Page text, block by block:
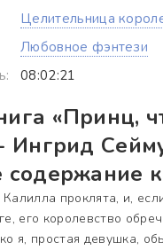
Целительница
Любовное фэнтези
08:02:21
«Принц,
Ингрид
содержание
проклята, и,
его королевство
я, простая девушка,